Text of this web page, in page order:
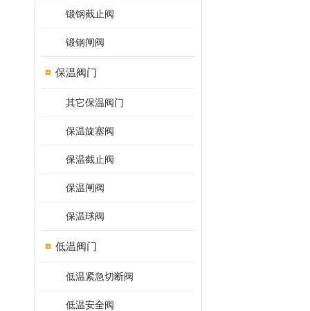
锻钢截止阀
锻钢闸阀
保温阀门
其它保温阀门
保温旋塞阀
保温截止阀
保温闸阀
保温球阀
低温阀门
低温紧急切断阀
低温安全阀